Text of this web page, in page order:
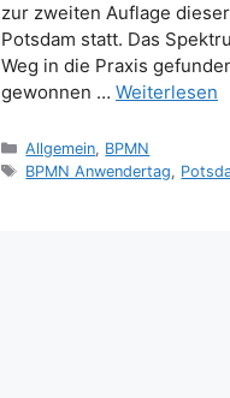
zur zweiten Auflage
Potsdam statt. Das
Weg in die Praxis
gewonnen … Weiterlesen
Kategorien
Allgemein, BPMN
Schlagwörter
BPMN Anwendertag,